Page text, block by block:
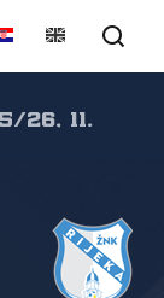
26, 11.